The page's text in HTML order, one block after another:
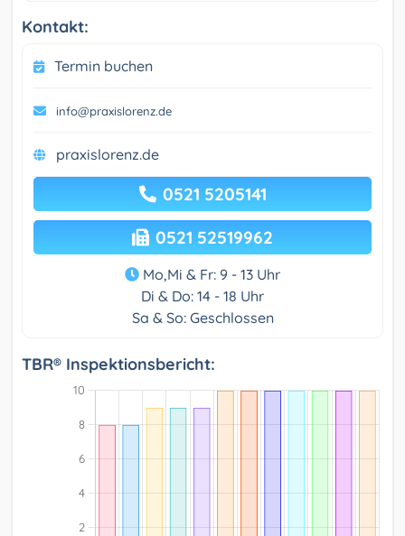
Kontakt:
Termin buchen
info@praxislorenz.de
praxislorenz.de
0521 5205141
0521 52519962
Mo,Mi & Fr: 9 - 13 Uhr
Di & Do: 14 - 18 Uhr
Sa & So: Geschlossen
TBR® Inspektionsbericht: